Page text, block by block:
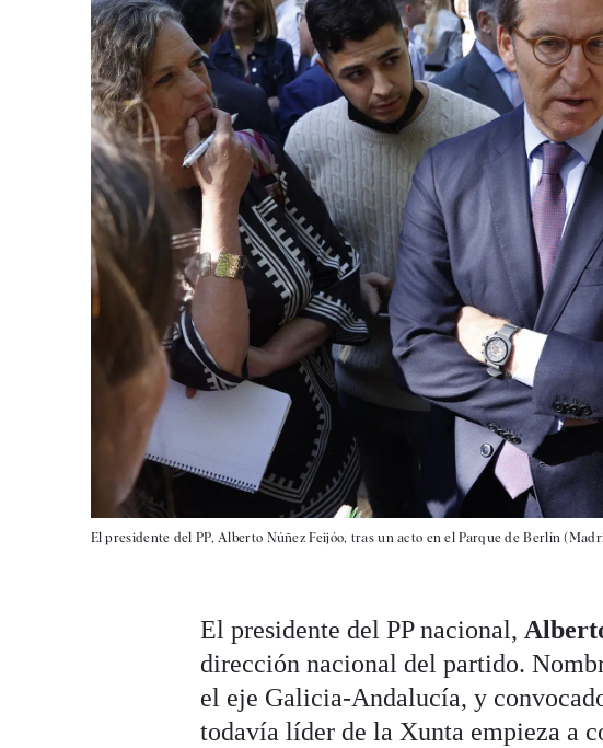
El presidente del PP, Alberto Núñez Feijóo, tras un acto en el Parque de Berlín
El presidente del PP nacional,
dirección nacional del partido.
el eje Galicia-Andalucía, y
todavía líder de la Xunta empieza a